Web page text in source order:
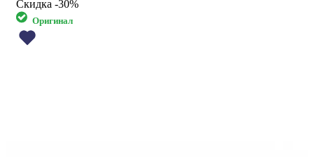
Скидка -30%
Оригинал